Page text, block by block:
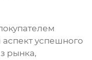
успешного
рынка,